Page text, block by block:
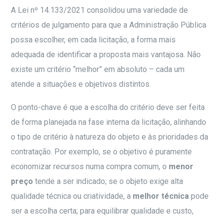
A Lei nº 14.133/2021 consolidou uma variedade de
critérios de julgamento para que a Administração Pública
possa escolher, em cada licitação, a forma mais
adequada de identificar a proposta mais vantajosa. Não
existe um critério “melhor” em absoluto – cada um
atende a situações e objetivos distintos.
O ponto-chave é que a escolha do critério deve ser feita
de forma planejada na fase interna da licitação, alinhando
o tipo de critério à natureza do objeto e às prioridades da
contratação. Por exemplo, se o objetivo é puramente
economizar recursos numa compra comum, o menor
preço tende a ser indicado; se o objeto exige alta
qualidade técnica ou criatividade, a melhor técnica pode
ser a escolha certa; para equilibrar qualidade e custo,